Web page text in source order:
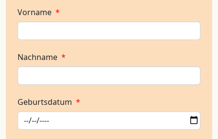
Vorname *
Nachname *
Geburtsdatum *